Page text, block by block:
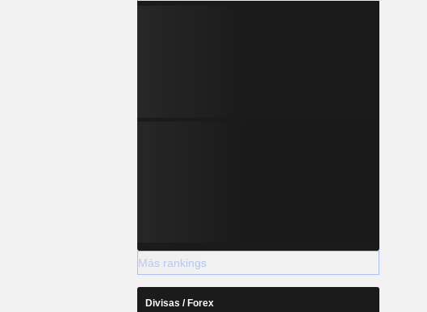
Más rankings
Divisas / Forex